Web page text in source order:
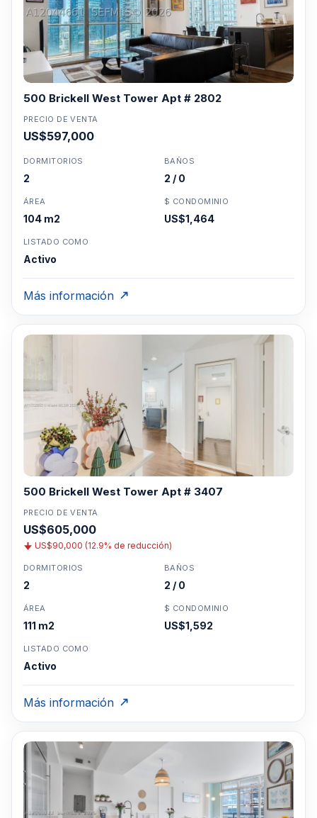
500 Brickell West Tower Apt # 2802
PRECIO DE VENTA
US$597,000
DORMITORIOS
2
BAÑOS
2 / 0
ÁREA
104 m2
$ CONDOMINIO
US$1,464
LISTADO COMO
Activo
Más información
500 Brickell West Tower Apt # 3407
PRECIO DE VENTA
US$605,000
US$90,000 (12.9% de reducción)
DORMITORIOS
2
BAÑOS
2 / 0
ÁREA
111 m2
$ CONDOMINIO
US$1,592
LISTADO COMO
Activo
Más información